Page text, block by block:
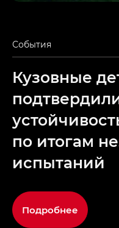
События
Кузовные
по итогам
испытаний
Подробнее